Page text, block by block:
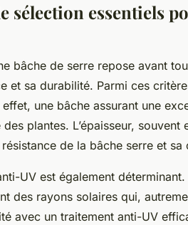
sélection essentiels
bâche de serre repose avant
et sa durabilité. Parmi ces
une bâche assurant une
plantes. L’épaisseur,
de la bâche serre et
UV est également
des rayons solaires qui,
avec un traitement anti-UV